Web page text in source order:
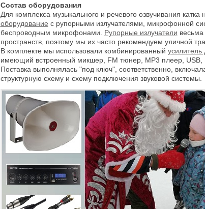
Состав оборудования
Для комплекса музыкального и речевого озвучивания катка
оборудование с рупорными излучателями, микрофонной
беспроводным микрофонами. Рупорные излучатели
пространств, поэтому мы их часто рекомендуем уличной
В комплекте мы использовали комбинированный
имеющий встроенный микшер, FM тюнер, MP3 плеер, USB,
Поставка выполнялась "под ключ", соответственно,
структурную схему и схему подключения звуковой системы.